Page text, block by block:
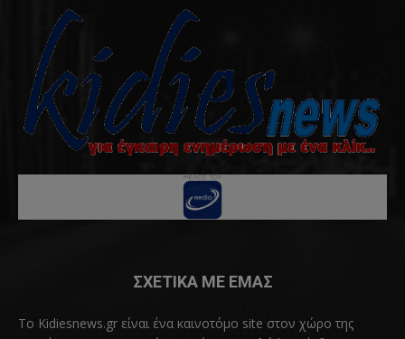
ΣΧΕΤΙΚΑ ΜΕ ΕΜΑΣ
Το Kidiesnews.gr είναι ένα καινοτόμο site στον χώρο της